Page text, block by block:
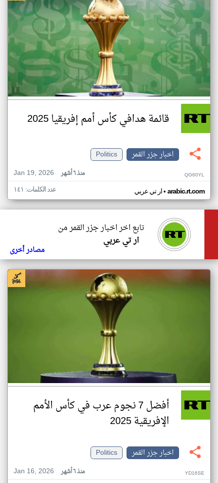
قائمة هدافي كأس أمم إفريقيا 2025
اخبار جزر القمر
Politics
Jan 19, 2026
منذ ٦ أشهر QG60YL
ار تي عربي• arabic.rt.com عدد الكلمات: ١٤١
تابع اخر اخبار جزر القمر من
ار تي عربي
مصادر أخرى
أفضل 7 نجوم عرب في كأس الأمم
الإفريقية 2025
اخبار جزر القمر
Politics
Jan 16, 2026
منذ ٦ أشهر YD16SE